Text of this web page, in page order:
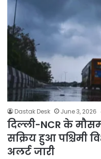
Dastak Desk June 3, 2026
दिल्ली-NCR के
सक्रिय हुआ पश्चिमी
अलर्ट जारी